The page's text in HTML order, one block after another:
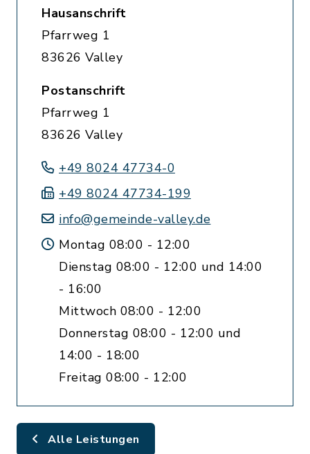
Hausanschrift
Pfarrweg 1
83626 Valley
Postanschrift
Pfarrweg 1
83626 Valley
+49 8024 47734-0
+49 8024 47734-199
info@gemeinde-valley.de
Montag 08:00 - 12:00
Dienstag 08:00 - 12:00 und 14:00
- 16:00
Mittwoch 08:00 - 12:00
Donnerstag 08:00 - 12:00 und
14:00 - 18:00
Freitag 08:00 - 12:00
Alle Leistungen